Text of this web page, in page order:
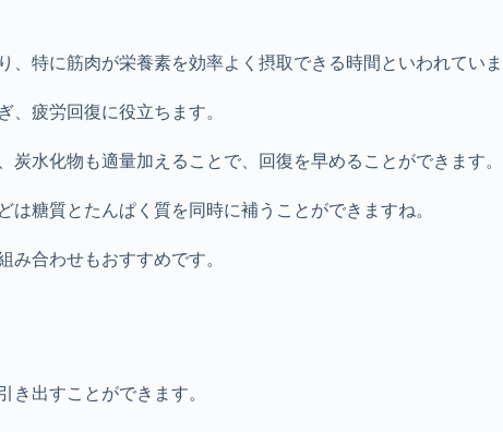
、特に筋肉が栄養素を効率よく摂取できる時間といわれてい
、疲労回復に役立ちます。
水化物も適量加えることで、回復を早めることができます。
糖質とたんぱく質を同時に補うことができますね。
み合わせもおすすめです。
き出すことができます。